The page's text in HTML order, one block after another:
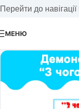
Перейти до навігації
МЕНЮ